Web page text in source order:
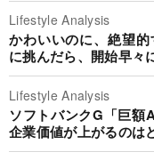
Lifestyle Analysis
かわいいのに、絶望
に挑んだら、開始早々
Lifestyle Analysis
ソフトバンクG「巨額
企業価値が上がるのは